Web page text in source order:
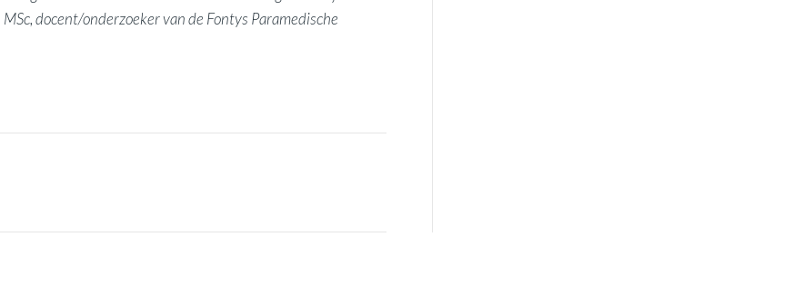
docent/onderzoeker van de Fontys Paramedische